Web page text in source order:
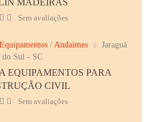
MADEIRAS
Sem avaliações
/ Andaimes
Jaraguá
do Sul - SC
EQUIPAMENTOS PARA
CIVIL
Sem avaliações